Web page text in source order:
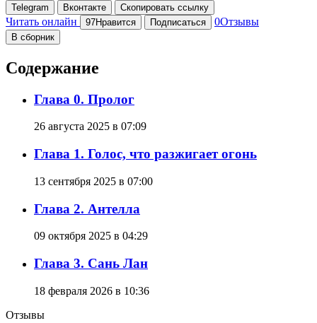
Telegram Вконтакте Скопировать ссылку
Читать онлайн 97Нравится Подписаться 0Отзывы
В сборник
Содержание
Глава 0. Пролог
26 августа 2025 в 07:09
Глава 1. Голос, что разжигает огонь
13 сентября 2025 в 07:00
Глава 2. Антелла
09 октября 2025 в 04:29
Глава 3. Сань Лан
18 февраля 2026 в 10:36
Отзывы